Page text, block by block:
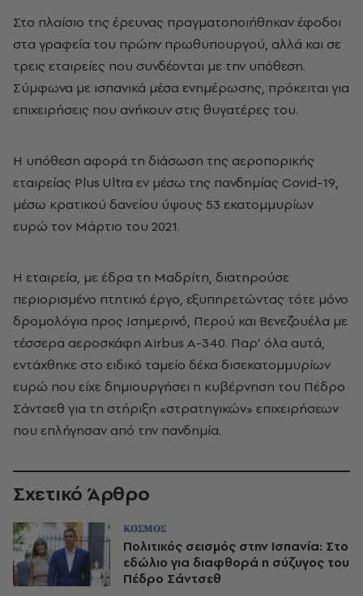
Στο πλαίσιο της έρευνας πραγματοποιήθηκαν έφοδοι
στα γραφεία του πρώην πρωθυπουργού, αλλά και σε
τρεις εταιρείες που συνδέονται με την υπόθεση.
Σύμφωνα με ισπανικά μέσα ενημέρωσης, πρόκειται για
επιχειρήσεις που ανήκουν στις θυγατέρες του.
Η υπόθεση αφορά τη διάσωση της αεροπορικής
εταιρείας Plus Ultra εν μέσω της πανδημίας Covid-19,
μέσω κρατικού δανείου ύψους 53 εκατομμυρίων
ευρώ τον Μάρτιο του 2021.
Η εταιρεία, με έδρα τη Μαδρίτη, διατηρούσε
περιορισμένο πτητικό έργο, εξυπηρετώντας τότε μόνο
δρομολόγια προς Ισημερινό, Περού και Βενεζουέλα με
τέσσερα αεροσκάφη Airbus A-340. Παρ’ όλα αυτά,
εντάχθηκε στο ειδικό ταμείο δέκα δισεκατομμυρίων
ευρώ που είχε δημιουργήσει η κυβέρνηση του Πέδρο
Σάντσεθ για τη στήριξη «στρατηγικών» επιχειρήσεων
που επλήγησαν από την πανδημία.
Σχετικό Άρθρο
ΚΟΣΜΟΣ
Πολιτικός σεισμός στην Ισπανία: Στο
εδώλιο για διαφθορά η σύζυγος του
Πέδρο Σάντσεθ